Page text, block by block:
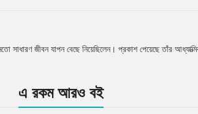
সাধারণ জীবন যাপন বেছে নিয়েছিলেন। প্রকাশ পেয়েছে তাঁর
এ রকম আরও বই